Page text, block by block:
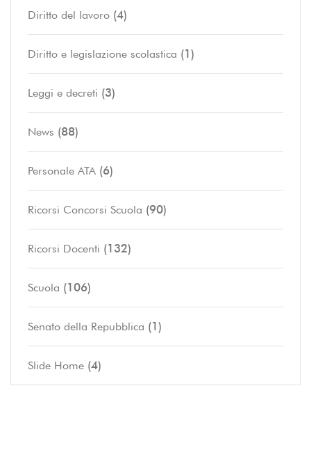
Diritto del lavoro (4)
Diritto e legislazione scolastica (1)
Leggi e decreti (3)
News (88)
Personale ATA (6)
Ricorsi Concorsi Scuola (90)
Ricorsi Docenti (132)
Scuola (106)
Senato della Repubblica (1)
Slide Home (4)